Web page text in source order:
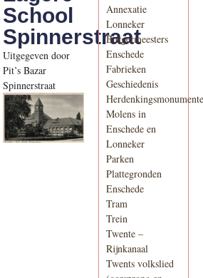
School
Spinnerstraat
Uitgegeven door
Pit’s Bazar
Spinnerstraat
Annexatie
Lonneker
Burgermeesters
Enschede
Fabrieken
Geschiedenis
Molens in
Enschede en
Lonneker
Parken
Plattegronden
Enschede
Tram
Trein
Twente –
Rijnkanaal
Twents volkslied